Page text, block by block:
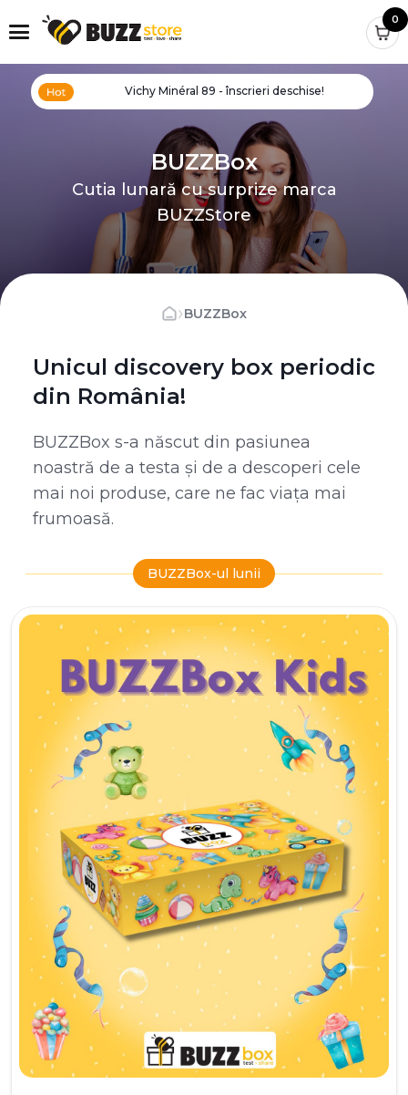
0
Vichy Minéral 89 - înscrieri deschise!
BUZZBox
Cutia lunară cu surprize marca
BUZZStore
›BUZZBox
Unicul discovery box periodic
din România!
BUZZBox s-a născut din pasiunea
noastră de a testa și de a descoperi cele
mai noi produse, care ne fac viața mai
frumoasă.
BUZZBox-ul lunii